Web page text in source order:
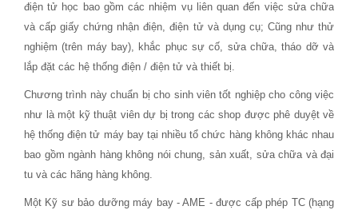
điện tử học bao gồm các nhiệm vụ liên quan đến việc sửa chữa
và cấp giấy chứng nhận điện, điện tử và dụng cụ; Cũng như thử
nghiệm (trên máy bay), khắc phục sự cố, sửa chữa, tháo dỡ và
lắp đặt các hệ thống điện / điện tử và thiết bị.
Chương trình này chuẩn bị cho sinh viên tốt nghiệp cho công việc
như là một kỹ thuật viên dự bị trong các shop được phê duyệt về
hệ thống điện tử máy bay tại nhiều tổ chức hàng không khác nhau
bao gồm ngành hàng không nói chung, sản xuất, sửa chữa và đại
tu và các hãng hàng không.
Một Kỹ sư bảo dưỡng máy bay - AME - được cấp phép TC (hạng